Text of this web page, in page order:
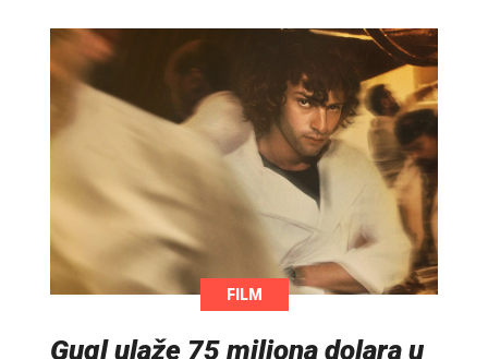
FILM
Gugl ulaže 75 miliona dolara u